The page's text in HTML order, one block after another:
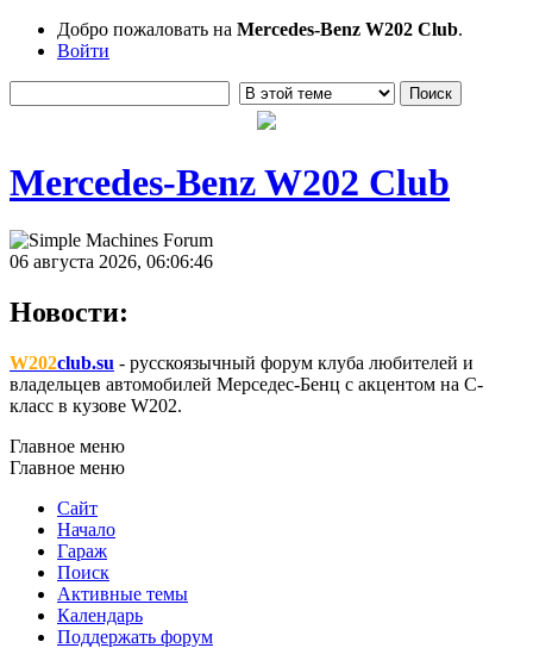
Добро пожаловать на Mercedes-Benz W202 Club.
Войти
Mercedes-Benz W202 Club
06 августа 2026, 06:06:46
Новости:
W202club.su - русскоязычный форум клуба любителей и
владельцев автомобилей Мерседес-Бенц с акцентом на C-
класс в кузове W202.
Главное меню
Главное меню
Сайт
Начало
Гараж
Поиск
Активные темы
Календарь
Поддержать форум